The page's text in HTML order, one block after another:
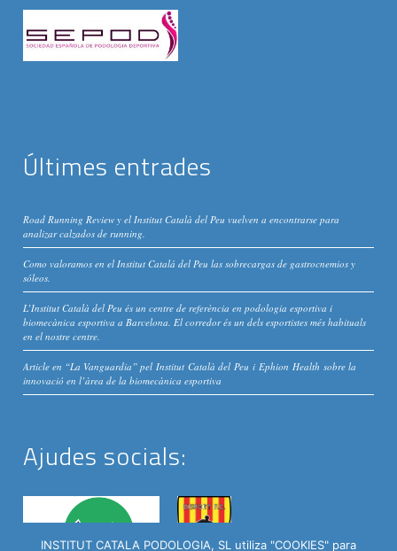
Últimes entrades
Road Running Review y el Institut Català del Peu vuelven a encontrarse para
analizar calzados de running.
Como valoramos en el Institut Catalá del Peu las sobrecargas de gastrocnemios y
sóleos.
L’Institut Català del Peu és un centre de referència en podologia esportiva i
biomecànica esportiva a Barcelona. El corredor és un dels esportistes més habituals
en el nostre centre.
Article en “La Vanguardia” pel Institut Català del Peu i Ephion Health sobre la
innovació en l’àrea de la biomecànica esportiva
Ajudes socials:
INSTITUT CATALA PODOLOGIA, SL utiliza "COOKIES" para